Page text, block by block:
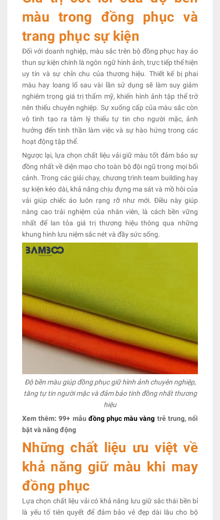
màu trong đồng phục và
trang phục sự kiện
Đối với doanh nghiệp, màu sắc trên bộ đồng phục hay áo
thun sự kiện chính là ngôn ngữ hình ảnh, trực tiếp thể hiện
uy tín và sự chỉn chu của thương hiệu. Thiết kế bị phai
màu hay loang lổ sau vài lần sử dụng sẽ làm suy giảm
nghiêm trọng giá trị thẩm mỹ, khiến hình ảnh tập thể trở
nên thiếu chuyên nghiệp. Sự xuống cấp của màu sắc còn
vô tình tạo ra tâm lý thiếu tự tin cho người mặc, ảnh
hưởng đến tinh thần làm việc và sự hào hứng trong các
hoạt động tập thể.
Ngược lại, lựa chọn chất liệu vải giữ màu tốt đảm bảo sự
đồng nhất về diện mạo cho toàn bộ đội ngũ trong mọi bối
cảnh. Trong các giải chạy, chương trình team building hay
sự kiện kéo dài, khả năng chịu đựng ma sát và mồ hôi của
vải giúp chiếc áo luôn rạng rỡ như mới. Điều này giúp
nâng cao trải nghiệm của nhân viên, là cách bền vững
nhất để lan tỏa giá trị thương hiệu thông qua những
khung hình lưu niệm sắc nét và đầy sức sống.
Độ bền màu giúp đồng phục giữ hình ảnh chuyên nghiệp,
tăng tự tin người mặc và đảm bảo tính đồng nhất thương
hiệu
Xem thêm: 99+ mẫu đồng phục màu vàng trẻ trung, nổi
bật và năng động
Những chất liệu ưu việt về
khả năng giữ màu khi may
đồng phục
Lựa chọn chất liệu vải có khả năng lưu giữ sắc thái bền bỉ
là yếu tố tiên quyết để đảm bảo vẻ đẹp dài lâu cho bộ